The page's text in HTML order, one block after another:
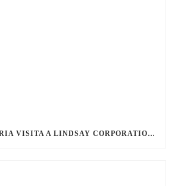
EGD ENGENHARIA VISITA A LINDSAY CORPORATION DURANTE AGENDA ESTRATÉGICA NOS ESTADOS UNIDOS